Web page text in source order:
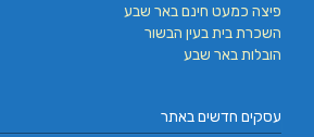
פיצה כמעט חינם באר שבע
השכרת בית בעין הבשור
הובלות באר שבע
עסקים חדשים באתר